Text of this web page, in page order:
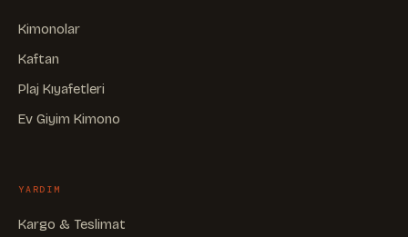
Kimonolar
Kaftan
Plaj Kıyafetleri
Ev Giyim Kimono
YARDIM
Kargo & Teslimat